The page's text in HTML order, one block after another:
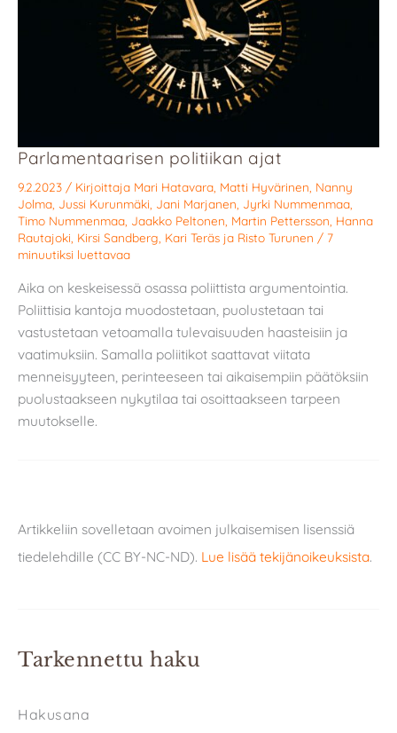
Parlamentaarisen politiikan ajat
9.2.2023 / Kirjoittaja Mari Hatavara Matti Hyvärinen Nanny
Jolma Jussi Kurunmäki Jani Marjanen Jyrki Nummenmaa
Timo Nummenmaa Jaakko Peltonen Martin Pettersson Hanna
Rautajoki Kirsi Sandberg Kari Teräs ja Risto Turunen / 7
minuutiksi luettavaa
Aika on keskeisessä osassa poliittista argumentointia.
Poliittisia kantoja muodostetaan, puolustetaan tai
vastustetaan vetoamalla tulevaisuuden haasteisiin ja
vaatimuksiin. Samalla poliitikot saattavat viitata
menneisyyteen, perinteeseen tai aikaisempiin päätöksiin
puolustaakseen nykytilaa tai osoittaakseen tarpeen
muutokselle.
Artikkeliin sovelletaan avoimen julkaisemisen lisenssiä
tiedelehdille (CC BY-NC-ND). Lue lisää tekijänoikeuksista.
Tarkennettu haku
Hakusana